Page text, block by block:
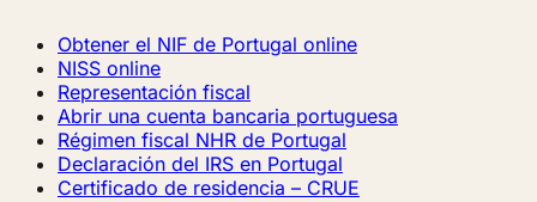
Obtener el NIF de Portugal online
NISS online
Representación fiscal
Abrir una cuenta bancaria portuguesa
Régimen fiscal NHR de Portugal
Declaración del IRS en Portugal
Certificado de residencia – CRUE